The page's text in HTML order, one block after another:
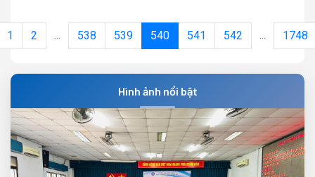
1 2 ... 538 539 540 541 542 ... 1748
Hình ảnh nổi bật